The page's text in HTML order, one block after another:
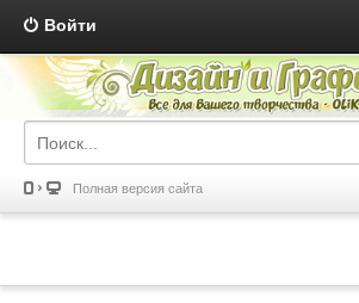
Войти
Полная версия сайта